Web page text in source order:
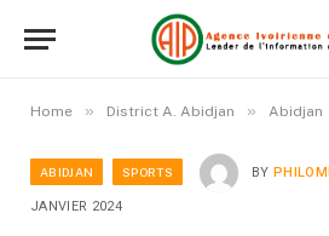
Home » District A. Abidjan » Abidjan
ABIDJAN SPORTS BY
JANVIER 2024